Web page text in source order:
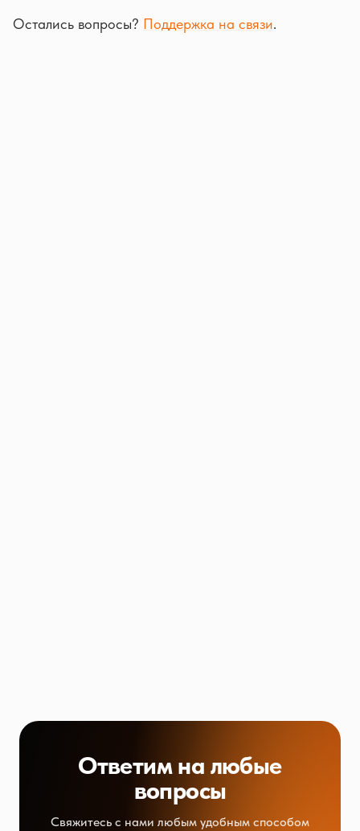
Остались вопросы? Поддержка на связи.
Ответим на любые
вопросы
Свяжитесь с нами любым удобным способом